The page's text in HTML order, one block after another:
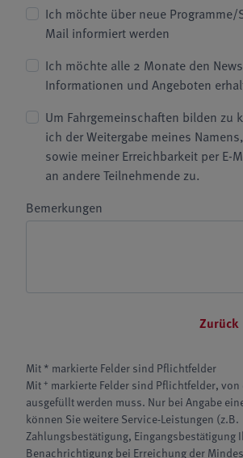
Ich möchte über neue Programme/
Mail informiert werden
Ich möchte alle 2 Monate den
Informationen und Angeboten
Um Fahrgemeinschaften bilden zu
ich der Weitergabe meines
sowie meiner Erreichbarkeit per E-
an andere Teilnehmende zu.
Bemerkungen
Zurück
Mit * markierte Felder sind Pflichtfelder
Mit+ markierte Felder sind Pflichtfelder, von
ausgefüllt werden muss. Nur bei Angabe
können Sie weitere Service-Leistungen (z.B.
Zahlungsbestätigung, Eingangsbestätigung
Benachrichtigung bei Erreichung der